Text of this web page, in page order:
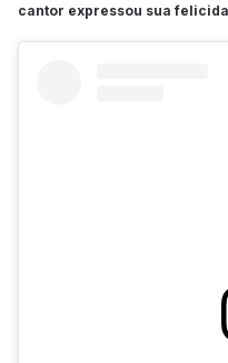
cantor expressou sua